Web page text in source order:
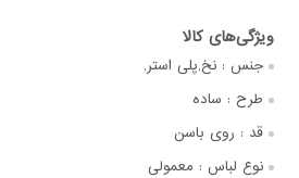
جنس : نخ,پلی استر,
طرح : ساده
قد : روی باسن
نوع لباس : معمولی